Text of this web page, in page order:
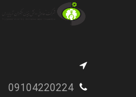
09104220224